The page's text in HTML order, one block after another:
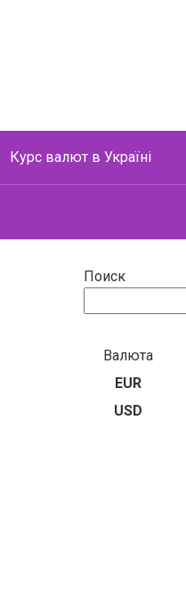
Курс валют в Україні
Поиск
Валюта
EUR
USD